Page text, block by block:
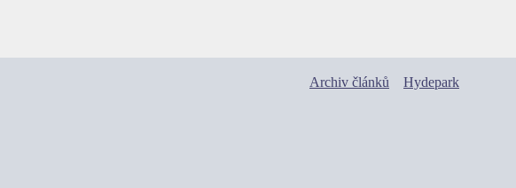
Archiv článků Hydepark